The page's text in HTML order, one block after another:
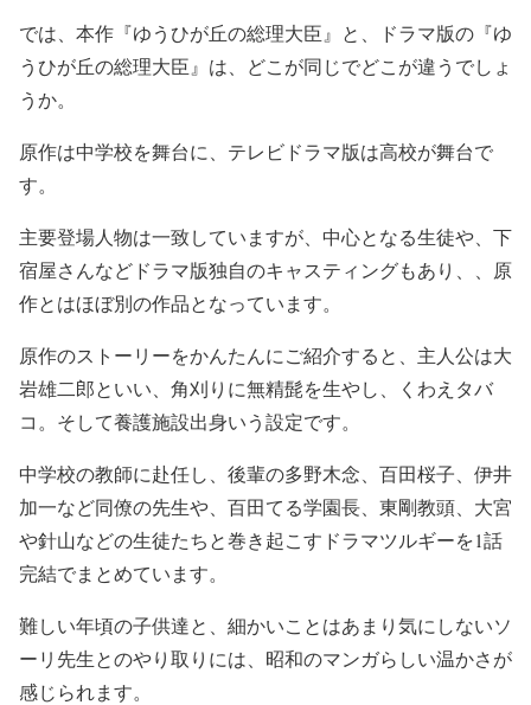
では、本作『ゆうひが丘の総理大臣』と、ドラマ版の『ゆ
うひが丘の総理大臣』は、どこが同じでどこが違うでしょ
うか。
原作は中学校を舞台に、テレビドラマ版は高校が舞台で
す。
主要登場人物は一致していますが、中心となる生徒や、下
宿屋さんなどドラマ版独自のキャスティングもあり、、原
作とはほぼ別の作品となっています。
原作のストーリーをかんたんにご紹介すると、主人公は大
岩雄二郎といい、角刈りに無精髭を生やし、くわえタバ
コ。そして養護施設出身いう設定です。
中学校の教師に赴任し、後輩の多野木念、百田桜子、伊井
加一など同僚の先生や、百田てる学園長、東剛教頭、大宮
や針山などの生徒たちと巻き起こすドラマツルギーを1話
完結でまとめています。
難しい年頃の子供達と、細かいことはあまり気にしないソ
ーリ先生とのやり取りには、昭和のマンガらしい温かさが
感じられます。